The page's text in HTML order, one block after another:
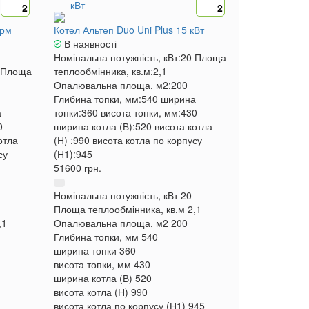
2
Площа
2
Котел Альтеп Duo Uni Plus 15 кВт
В наявності
Номінальна потужність, кВт:20 Площа
теплообмінника, кв.м:2,1
Опалювальна площа, м2:200
Глибина топки, мм:540 ширина
топки:360 висота топки, мм:430
ширина котла (В):520 висота котла
(Н) :990 висота котла по корпусу
(Н1):945
51600 грн.
Номінальна потужність, кВт 20
Площа теплообмінника, кв.м 2,1
Опалювальна площа, м2 200
Глибина топки, мм 540
ширина топки 360
висота топки, мм 430
ширина котла (В) 520
висота котла (Н)990
висота котла по корпусу (Н1) 945